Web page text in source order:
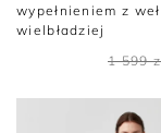
wypełnieniem z
wielbładziej
1 599